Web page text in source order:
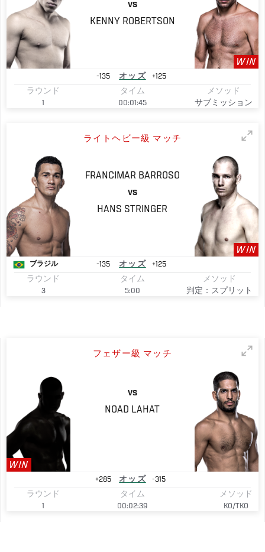
VS
KENNY ROBERTSON
WIN
-135 オッズ
+125
ラウンド
1
タイム
00:01:45
メソッド
サブミッション
ライトヘビー級 マッチ
FRANCIMAR BARROSO
VS
HANS STRINGER
WIN
ブラジル -135 オッズ
+125
ラウンド
3
タイム
5:00
メソッド
判定：スプリット
フェザー級 マッチ
WIN
VS
NOAD LAHAT
+285 オッズ
-315
ラウンド
1
タイム
00:02:39
メソッド
KO/TKO